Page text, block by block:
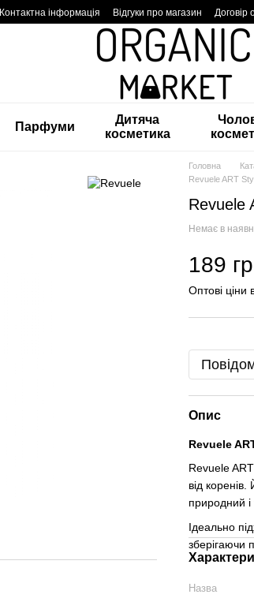
Контактна інформація Відгуки про магазин Договір
Парфуми
Дитяча
косметика
Головна
Revuele ART
Revuele
Немає в
189
Оптові ціни
Опис
Revuele
Revuele
від
природний
Ідеально
зберігаючи
Назва